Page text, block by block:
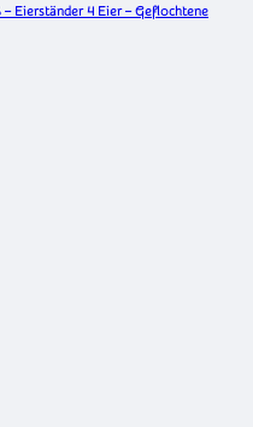
Eierständer 4 Eier – Geflochtene